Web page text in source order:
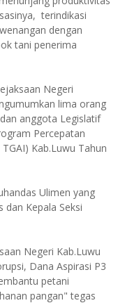
terindikasi
dengan
tani penerima
Negeri
lima orang
anggota Legislatif
Percepatan
Kab.Luwu Tahun
Ulimen yang
dan Kepala Seksi
Negeri Kab.Luwu
Dana Aspirasi P3
petani
pangan" tegas